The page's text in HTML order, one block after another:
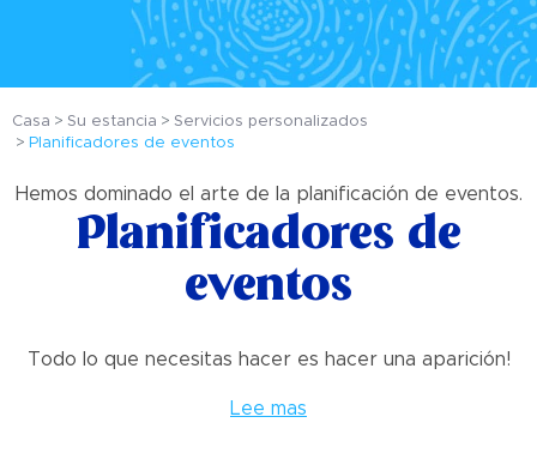
Casa Su estancia
Servicios personalizados
Planificadores de eventos
Hemos dominado el arte de la planificación de eventos.
Planificadores de
eventos
Todo lo que necesitas hacer es hacer una aparición!
Lee mas